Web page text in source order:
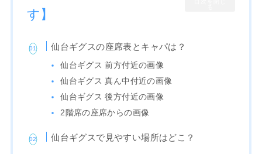
す】
仙台ギグスの座席表とキャパは？
仙台ギグス 前方付近の画像
仙台ギグス 真ん中付近の画像
仙台ギグス 後方付近の画像
2階席の座席からの画像
仙台ギグスで見やすい場所はどこ？